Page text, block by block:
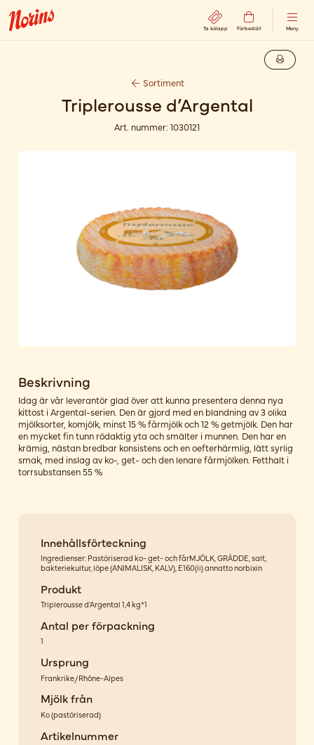
Ta kölapp Förbeställ Meny
Sortiment
Triplerousse d’Argental
Art. nummer: 1030121
Beskrivning
Idag är vår leverantör glad över att kunna presentera denna nya
kittost i Argental-serien. Den är gjord med en blandning av 3 olika
mjölksorter, komjölk, minst 15 % fårmjölk och 12 % getmjölk. Den har
en mycket fin tunn rödaktig yta och smälter i munnen. Den har en
krämig, nästan bredbar konsistens och en oefterhärmlig, lätt syrlig
smak, med inslag av ko-, get- och den lenare fårmjölken. Fetthalt i
torrsubstansen 55 %
Innehållsförteckning
Ingredienser: Pastöriserad ko- get- och fårMJÖLK, GRÄDDE, salt,
bakteriekultur, löpe (ANIMALISK, KALV), E160(ii) annatto norbixin
Produkt
Triplerousse d'Argental 1,4 kg*1
Antal per förpackning
1
Ursprung
Frankrike/Rhône-Alpes
Mjölk från
Ko(pastöriserad)
Artikelnummer